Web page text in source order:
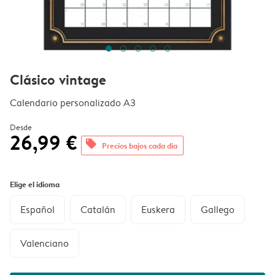
Clásico vintage
Calendario personalizado A3
Desde
26,99 € offers Precios bajos cada día
Elige el idioma
Español Catalán Euskera Gallego
Valenciano